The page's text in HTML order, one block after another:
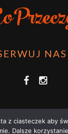
z ciasteczek aby
Dalsze